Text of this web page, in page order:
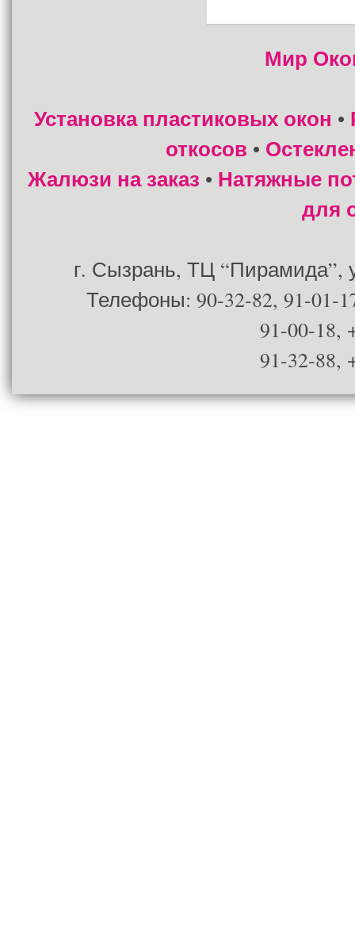
Мир
Установка пластиковых окон •
откосов •
Жалюзи на заказ • Натяжные
для
г. Сызрань, ТЦ “Пирамида”,
Телефоны: 90-32-82, 91-01-
91-00-18,
91-32-88,